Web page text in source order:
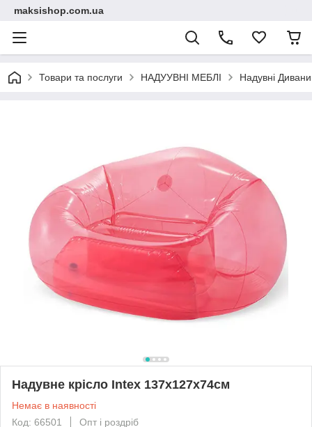
maksishop.com.ua
Товари та послуги НАДУУВНІ МЕБЛІ Надувні Дивани
Надувне крісло Intex 137х127х74см
Немає в наявності
Код: 66501
Опт і роздріб